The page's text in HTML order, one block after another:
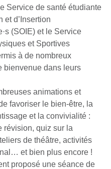
Service de santé étudiante
et d’Insertion
(SOIE) et le Service
et Sportives
à de nombreux
bienvenue dans leurs
animations et
favoriser le bien-être, la
et la convivialité :
révision, quiz sur la
de théâtre, activités
et bien plus encore !
proposé une séance de